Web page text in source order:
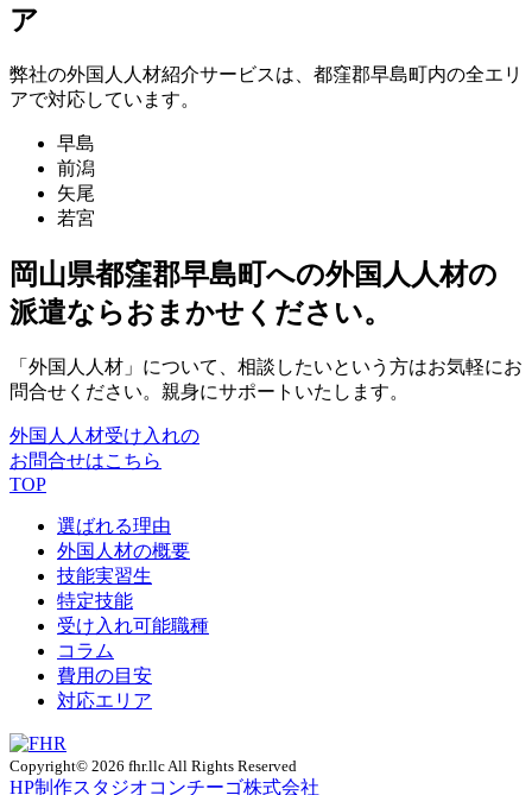
ア
弊社の外国人人材紹介サービスは、都窪郡早島町内の全エリ
アで対応しています。
早島
前潟
矢尾
若宮
岡山県都窪郡早島町への外国人人材の
派遣ならおまかせください。
「外国人人材」について、相談したいという方はお気軽にお
問合せください。親身にサポートいたします。
外国人人材受け入れの
お問合せはこちら
TOP
選ばれる理由
外国人材の概要
技能実習生
特定技能
受け入れ可能職種
コラム
費用の目安
対応エリア
Copyright© 2026 fhr.llc All Rights Reserved
HP制作スタジオコンチーゴ株式会社